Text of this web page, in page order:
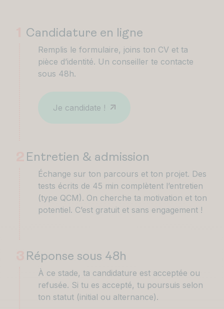
Candidature en ligne
Remplis le formulaire, joins ton CV et ta
pièce d’identité. Un conseiller te contacte
sous 48h.
Je candidate !
Entretien & admission
Échange sur ton parcours et ton projet. Des
tests écrits de 45 min complètent l’entretien
(type QCM). On cherche ta motivation et ton
potentiel. C’est gratuit et sans engagement !
Réponse sous 48h
À ce stade, ta candidature est acceptée ou
refusée. Si tu es accepté, tu poursuis selon
ton statut (initial ou alternance).